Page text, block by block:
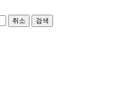
취소
검색